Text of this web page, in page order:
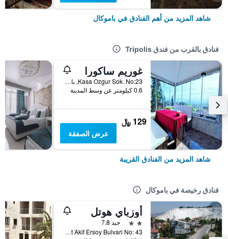
شاهد المزيد من أهم الفنادق في باموكال
فنادق بالقرب من فندق Tripolis
غوريم ساكورا
Kasa Ozgur Sok. No:23, باموكال, تركيا
0.6 كيلومتر عن وسط المدينة
129 ﷼
عرض الصفقة
شاهد المزيد من الفنادق القريبة
فنادق رخيصة في باموكال
أوزباي هوتل
2 نجمتين
جيد 7.8
Mehmet Akif Ersoy Bulvari No: 43, باموكال, تركيا